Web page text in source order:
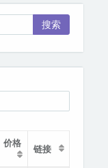
服务商
搜索
价格 链接